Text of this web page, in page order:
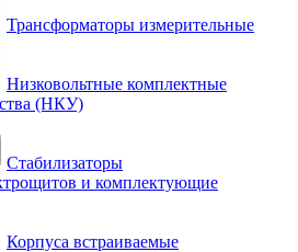
Трансформаторы измерительные
Низковольтные комплектные
(НКУ)
Стабилизаторы
и комплектующие
Корпуса встраиваемые